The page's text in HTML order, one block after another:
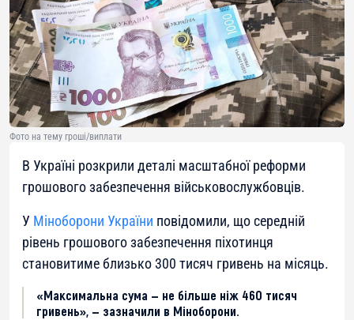
Фото на тему гроші/виплати
В Україні розкрили деталі масштабної реформи
грошового забезпечення військовослужбовців.
У Міноборони України повідомили, що середній
рівень грошового забезпечення піхотинця
становитиме близько 300 тисяч гривень на місяць.
«Максимальна сума — не більше ніж 460 тисяч
гривень», — зазначили в Міноборони.